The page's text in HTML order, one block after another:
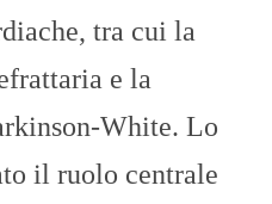
tra cui la
e la
White. Lo
il ruolo centrale